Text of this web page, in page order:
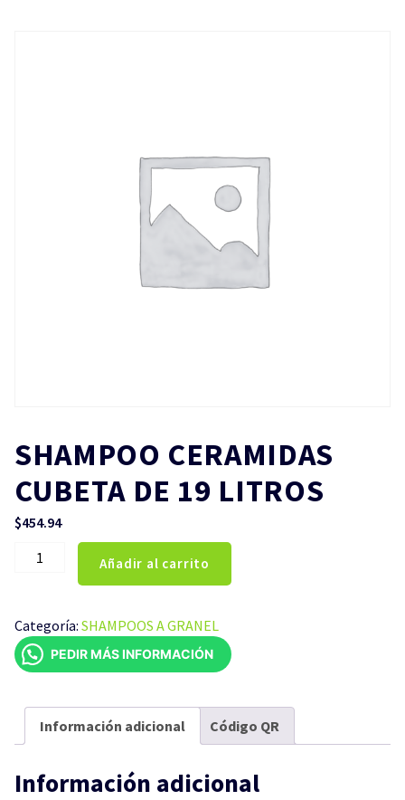
SHAMPOO CERAMIDAS
CUBETA DE 19 LITROS
$454.94
SHAMPOO
DE
19
LITROS
Añadir al carrito
Categoría: SHAMPOOS A GRANEL
PEDIR MÁS INFORMACIÓN
Información adicional Código QR
Información adicional